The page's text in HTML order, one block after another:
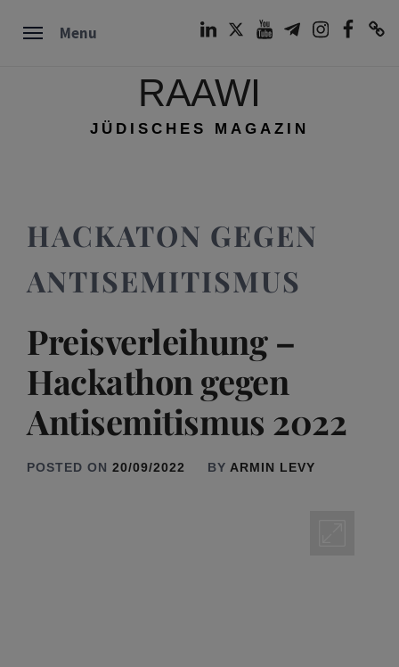
Menu
RAAWI
JÜDISCHES MAGAZIN
HACKATON GEGEN
ANTISEMITISMUS
Preisverleihung –
Hackathon gegen
Antisemitismus 2022
POSTED ON 20/09/2022 BY ARMIN LEVY